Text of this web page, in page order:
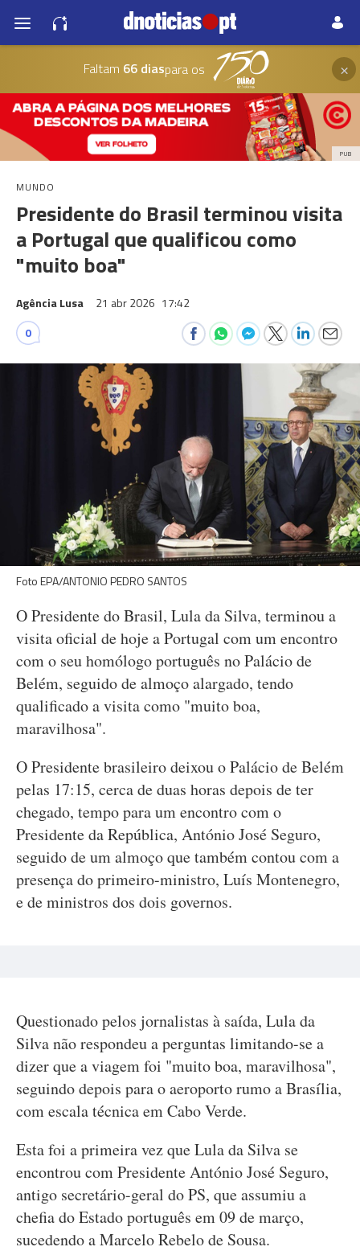
Faltam 66 diaspara os ×
PUB
MUNDO
Presidente do Brasil terminou visita
a Portugal que qualificou como
"muito boa"
Agência Lusa 21 abr 2026 17:42
0
Foto EPA/ANTONIO PEDRO SANTOS
O Presidente do Brasil, Lula da Silva, terminou a
visita oficial de hoje a Portugal com um encontro
com o seu homólogo português no Palácio de
Belém, seguido de almoço alargado, tendo
qualificado a visita como "muito boa,
maravilhosa".
O Presidente brasileiro deixou o Palácio de Belém
pelas 17:15, cerca de duas horas depois de ter
chegado, tempo para um encontro com o
Presidente da República, António José Seguro,
seguido de um almoço que também contou com a
presença do primeiro-ministro, Luís Montenegro,
e de ministros dos dois governos.
Questionado pelos jornalistas à saída, Lula da
Silva não respondeu a perguntas limitando-se a
dizer que a viagem foi "muito boa, maravilhosa",
seguindo depois para o aeroporto rumo a Brasília,
com escala técnica em Cabo Verde.
Esta foi a primeira vez que Lula da Silva se
encontrou com Presidente António José Seguro,
antigo secretário-geral do PS, que assumiu a
chefia do Estado português em 09 de março,
sucedendo a Marcelo Rebelo de Sousa.